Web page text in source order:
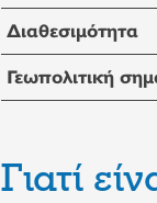
Διαθεσιμότητα
Γεωπολιτική
Γιατί